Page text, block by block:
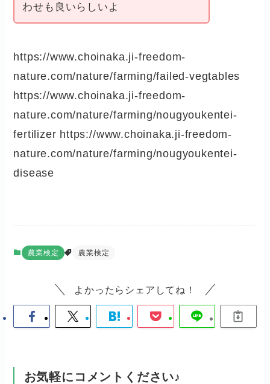
わせも良いらしいよ
https://www.choinaka.ji-freedom-
nature.com/nature/farming/failed-vegtables
https://www.choinaka.ji-freedom-
nature.com/nature/farming/nougyoukentei-
fertilizer https://www.choinaka.ji-freedom-
nature.com/nature/farming/nougyoukentei-
disease
農業検定 農業検定
よかったらシェアしてね！
お気軽にコメントください♪